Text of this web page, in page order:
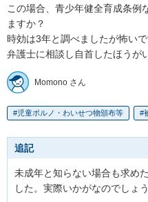
この場合、青少年健全育成条例
ますか？
時効は3年と調べましたが怖いで
弁護士に相談し自首したほうが
Momono さん
児童ポルノ・わいせつ物頒布等
追記
未成年と知らない場合も求め
した。実際いかがなのでしょう